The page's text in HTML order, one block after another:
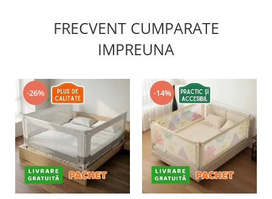
FRECVENT CUMPARATE
IMPREUNA
-26% -14%